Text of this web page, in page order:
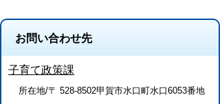
お問い合わせ先
子育て政策課
所在地/〒 528-8502甲賀市水口町水口6053番地